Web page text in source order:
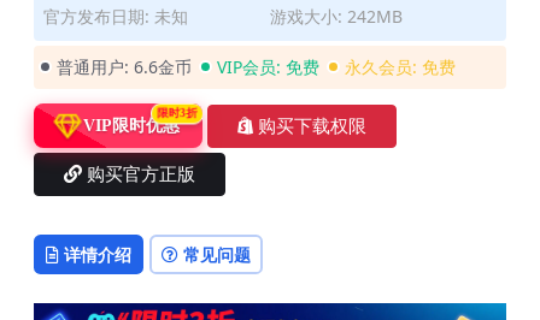
官方发布日期: 未知
游戏大小: 242MB
普通用户: 6.6金币 VIP会员: 免费 永久会员: 免费
VIP限时优惠
限时3折
购买下载权限
购买官方正版
详情介绍 常见问题